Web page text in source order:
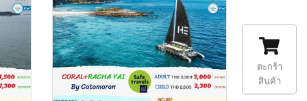
ตะกร้า
สินค้า